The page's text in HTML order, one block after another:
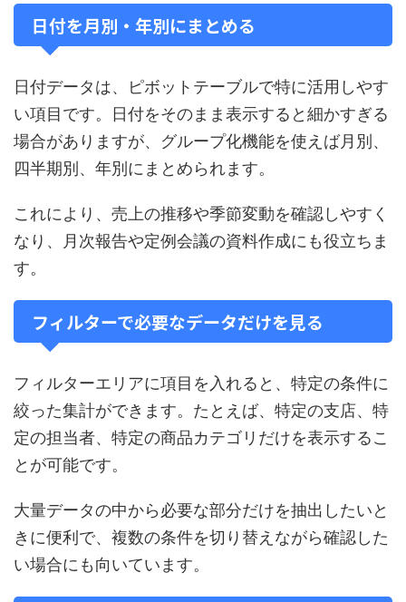
日付を月別・年別にまとめる
日付データは、ピボットテーブルで特に活用しやす
い項目です。日付をそのまま表示すると細かすぎる
場合がありますが、グループ化機能を使えば月別、
四半期別、年別にまとめられます。
これにより、売上の推移や季節変動を確認しやすく
なり、月次報告や定例会議の資料作成にも役立ちま
す。
フィルターで必要なデータだけを見る
フィルターエリアに項目を入れると、特定の条件に
絞った集計ができます。たとえば、特定の支店、特
定の担当者、特定の商品カテゴリだけを表示するこ
とが可能です。
大量データの中から必要な部分だけを抽出したいと
きに便利で、複数の条件を切り替えながら確認した
い場合にも向いています。